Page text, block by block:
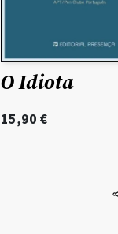
O Idiota
15,90 €